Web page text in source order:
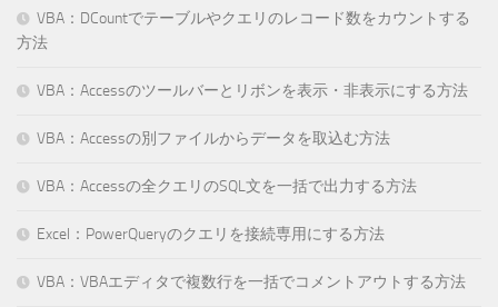
VBA：DCountでテーブルやクエリのレコード数をカウントする
方法
VBA：Accessのツールバーとリボンを表示・非表示にする方法
VBA：Accessの別ファイルからデータを取込む方法
VBA：Accessの全クエリのSQL文を一括で出力する方法
Excel：PowerQueryのクエリを接続専用にする方法
VBA：VBAエディタで複数行を一括でコメントアウトする方法